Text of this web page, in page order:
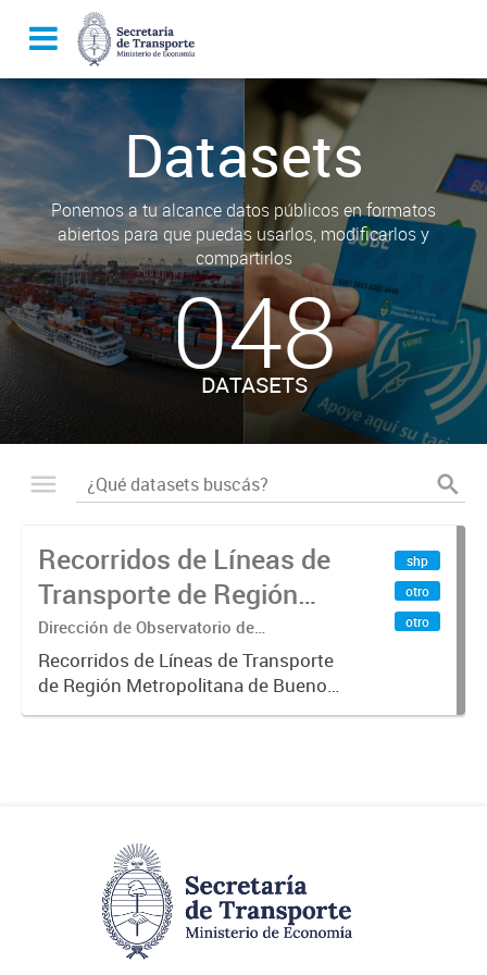
Datasets
Ponemos a tu alcance datos públicos en formatos
abiertos para que puedas usarlos, modificarlos y
compartirlos
048
DATASETS
Recorridos de Líneas de
Transporte de Región
Metropolitana de
Buenos Aires (RMBA)
Dirección de Observatorio de
Transporte, Estudio y Sistemas
Recorridos de Líneas de Transporte
de Región Metropolitana de Buenos
Aires (RMBA).-
shp
otro
otro